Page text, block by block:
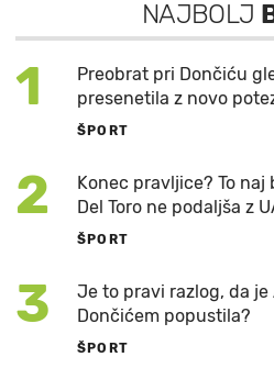
NAJBOLJ
1
Preobrat pri Dončiću
presenetila z novo
ŠPORT
2
Konec pravljice? To
Del Toro ne podaljša z
ŠPORT
3
Je to pravi razlog, da
Dončićem popustila?
ŠPORT